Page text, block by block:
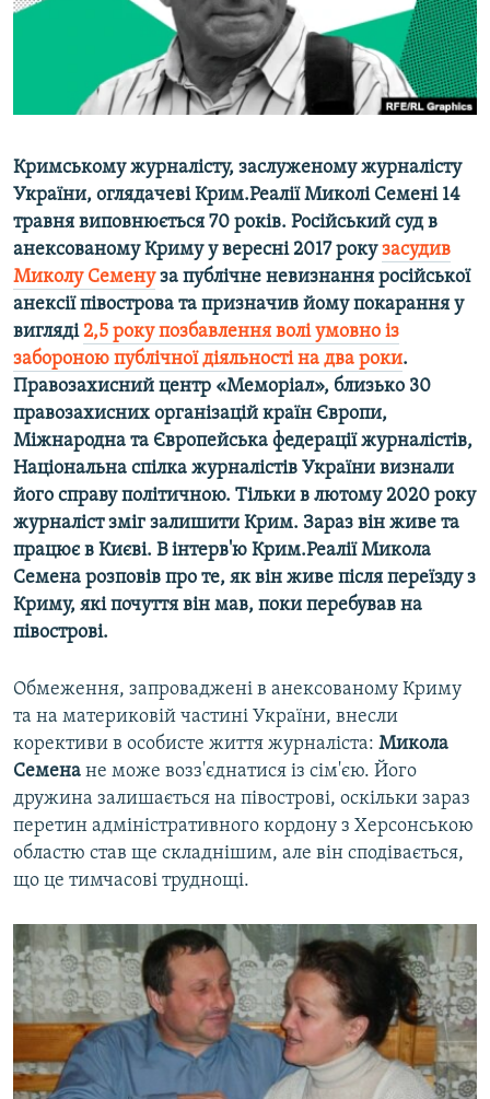
ВІДЕОУРОКИ «ELIFBE»
СВІДЧЕННЯ ОКУПАЦІЇ
УКРАЇНСЬКА ПРОБЛЕМА КРИМУ
Qırımtatar
Усі сайти RFE/RL
Кримському журналісту, заслуженому журналісту
України, оглядачеві Крим.Реалії Миколі Семені 14
травня виповнюється 70 років. Російський суд в
анексованому Криму у вересні 2017 рокузасудив
Миколу Семенуза публічне невизнання російської
анексії півострова та призначив йому покарання у
вигляді2,5 року позбавлення волі умовно із
забороною публічної діяльності на два роки.
Правозахисний центр «Меморіал», близько 30
правозахисних організацій країн Європи,
Міжнародна та Європейська федерації журналістів,
Національна спілка журналістів України визнали
його справу політичною. Тільки в лютому 2020 року
журналіст зміг залишити Крим. Зараз він живе та
працює в Києві. В інтерв'ю Крим.Реалії Микола
Семена розповів про те, як він живе після переїзду з
Криму, які почуття він мав, поки перебував на
півострові.
Обмеження, запроваджені в анексованому Криму
та на материковій частині України, внесли
корективи в особисте життя журналіста: Микола
Семена не може возз'єднатися із сім'єю. Його
дружина залишається на півострові, оскільки зараз
перетин адміністративного кордону з Херсонською
областю став ще складнішим, але він сподівається,
що це тимчасові труднощі.